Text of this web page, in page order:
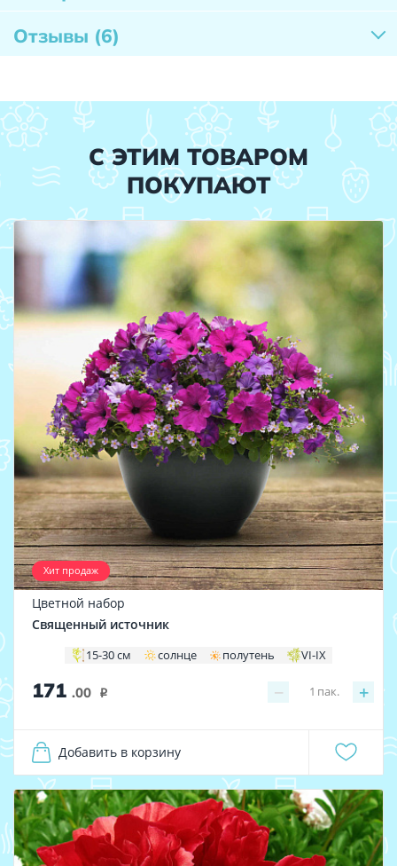
Отзывы (6)
С ЭТИМ ТОВАРОМ
ПОКУПАЮТ
Хит продаж
Цветной набор
Священный источник
15-30 см солнце полутень VI-IX
171 .00 i − +
1 пак.
Добавить в корзину